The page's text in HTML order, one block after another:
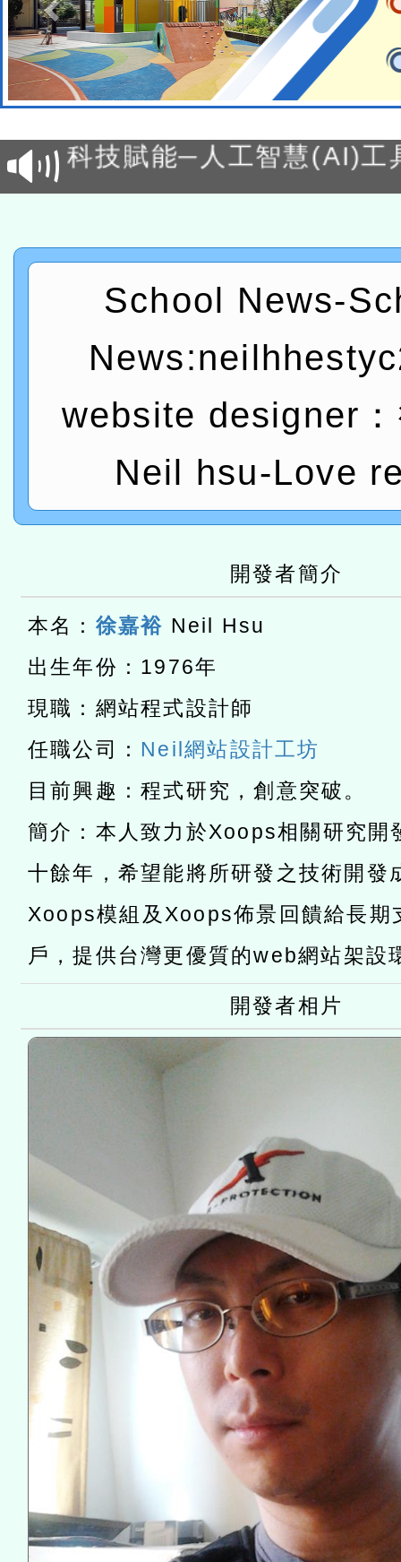
本館辦理115年度閱讀磐
讀推動專業研習
科技賦能─人工智慧(AI)工
A3數位素養講師名單
赴陸應申請許可一案
轉知經濟部水利署委託財
研究院辦理「115年表揚
位及節水達人選拔活動」
115年8月22日(星期六)辦
市孔廟祈福系列活動—儒
航」
2026年桃園地景藝術節教
「2026桃園藝術巡演」活
進學校輔導計畫師資專業
計畫
讀推動專業研習
科技賦能─人工智慧(AI)工
程
A3數位素養講師名單
「數位內容與教學軟體線
t」
有關大陸委員會函釋公務
赴陸應申請許可一案
位及節水達人選拔活動」
115年8月22日(星期六)辦
市孔廟祈福系列活動—儒
航」
2026年桃園地景藝術節教
「2026桃園藝術巡演」活
宜
轉知教育部國民及學前教
灣師範大學辦理「114至
進學校輔導計畫師資專業
School News-
website designer
Neil hsu-Love
開發者簡介
本名： 徐嘉裕 Neil Hsu
出生年份：1976年
現職：網站程式設計師
任職公司： Neil網站設計工坊
目前興趣：程式研究，創意突破。
簡介：本人致力於Xoops相關研究開
十餘年，希望能將所研發之技術開發
Xoops模組及Xoops佈景回饋給長期
戶，提供台灣更優質的web網站架設
開發者相片